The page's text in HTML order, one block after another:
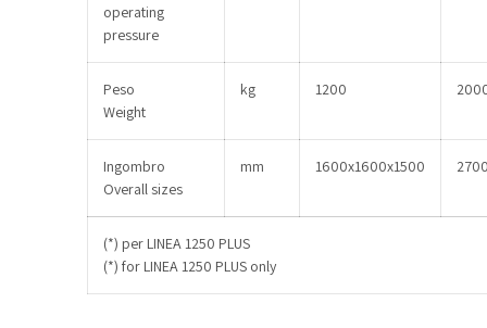
operating
pressure
Peso
Weight
kg 1200
Ingombro
Overall sizes
mm 1600x1600x1500
(*) per LINEA 1250 PLUS
(*) for LINEA 1250 PLUS only